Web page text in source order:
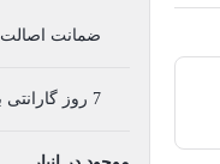
ضمانت اصالت
7 روز گارانتی بازگشت وجه